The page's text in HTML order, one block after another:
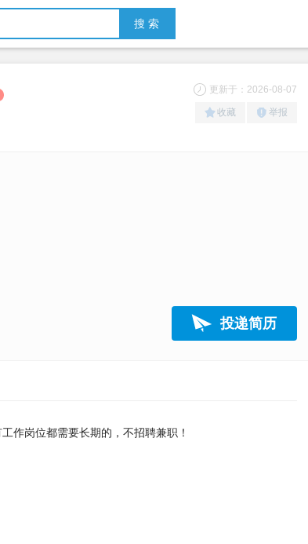
搜 索
更新于：2026-08-07
收藏 举报
投递简历
作岗位都需要长期的，不招聘兼职！